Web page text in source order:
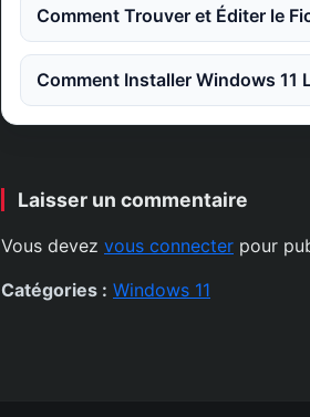
Comment Trouver et Éditer le
Comment Installer Windows 11
Laisser un commentaire
Vous devez vous connecter pour
Catégories : Windows 11